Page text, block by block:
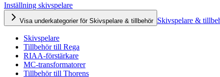
Inställning skivspelare
Visa underkategorier för Skivspelare & tillbehör Skivspelare &
Skivspelare
Tillbehör till Rega
RIAA-förstärkare
MC-transformatorer
Tillbehör till Thorens